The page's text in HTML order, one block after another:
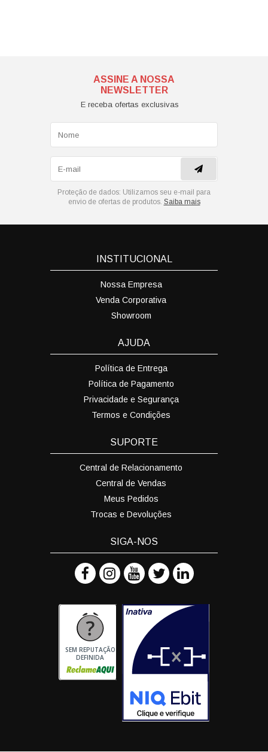
ASSINE A NOSSA
NEWSLETTER
E receba ofertas exclusivas
Proteção de dados: Utilizamos seu e-mail para
envio de ofertas de produtos. Saiba mais
INSTITUCIONAL
Nossa Empresa
Venda Corporativa
Showroom
AJUDA
Política de Entrega
Política de Pagamento
Privacidade e Segurança
Termos e Condições
SUPORTE
Central de Relacionamento
Central de Vendas
Meus Pedidos
Trocas e Devoluções
SIGA-NOS
SEM REPUTAÇÃO
DEFINIDA